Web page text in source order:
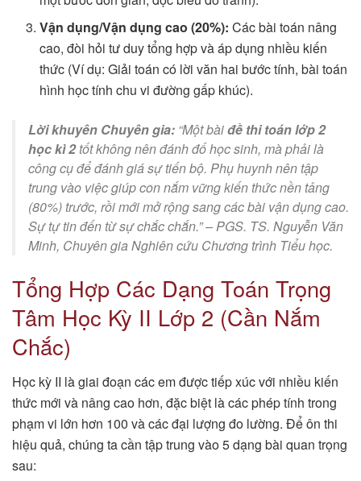
Vận dụng/Vận dụng cao (20%): Các bài toán nâng
cao, đòi hỏi tư duy tổng hợp và áp dụng nhiều kiến
thức (Ví dụ: Giải toán có lời văn hai bước tính, bài toán
hình học tính chu vi đường gấp khúc).
Lời khuyên Chuyên gia: “Một bàiđề thi toán lớp 2
học kì 2tốt không nên đánh đố học sinh, mà phải là
công cụ để đánh giá sự tiến bộ. Phụ huynh nên tập
trung vào việc giúp con nắm vững kiến thức nền tảng
(80%) trước, rồi mới mở rộng sang các bài vận dụng cao.
Sự tự tin đến từ sự chắc chắn.” –PGS. TS. Nguyễn Văn
Minh, Chuyên gia Nghiên cứu Chương trình Tiểu học.
Tổng Hợp Các Dạng Toán Trọng
Tâm Học Kỳ II Lớp 2 (Cần Nắm
Chắc)
Học kỳ II là giai đoạn các em được tiếp xúc với nhiều kiến
thức mới và nâng cao hơn, đặc biệt là các phép tính trong
phạm vi lớn hơn 100 và các đại lượng đo lường. Để ôn thi
hiệu quả, chúng ta cần tập trung vào 5 dạng bài quan trọng
sau: